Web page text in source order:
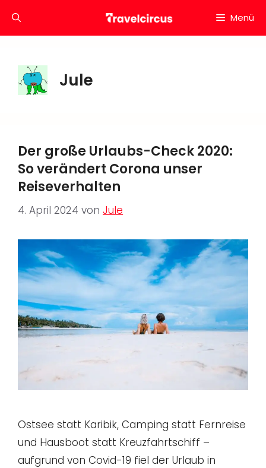
Inhalt
Menü
Jule
Der große Urlaubs-Check 2020:
So verändert Corona unser
Reiseverhalten
4. April 2024 von Jule
Ostsee statt Karibik, Camping statt Fernreise
und Hausboot statt Kreuzfahrtschiff –
aufgrund von Covid-19 fiel der Urlaub in